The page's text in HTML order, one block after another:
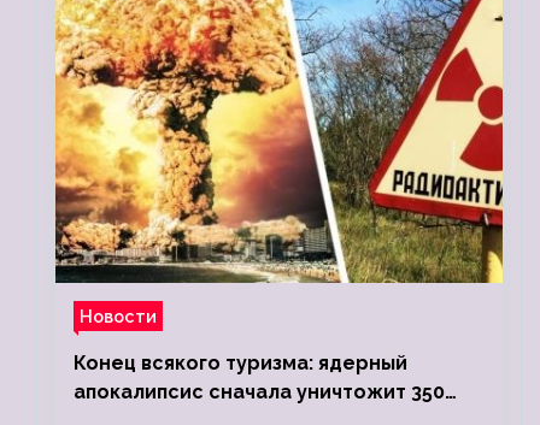
Новости
Конец всякого туризма: ядерный
апокалипсис сначала уничтожит 350